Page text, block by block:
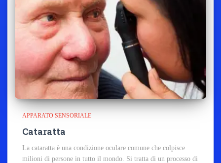
APPARATO SENSORIALE
Cataratta
La cataratta è una condizione oculare comune che colpisce
milioni di persone in tutto il mondo. Si tratta di un processo di